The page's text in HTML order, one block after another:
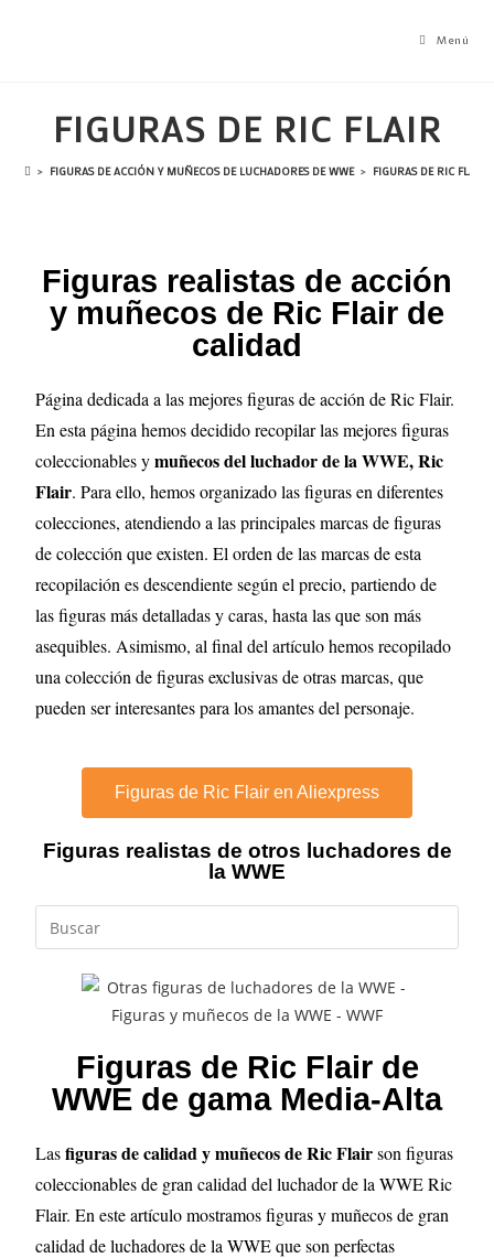
Menú
FIGURAS DE RIC FLAIR
> FIGURAS DE ACCIÓN Y MUÑECOS DE LUCHADORES DE WWE > FIGURAS DE RIC FLAIR
Figuras realistas de acción
y muñecos de Ric Flair de
calidad
Página dedicada a las mejores figuras de acción de Ric Flair.
En esta página hemos decidido recopilar las mejores figuras
coleccionables ymuñecos del luchador de la WWE, Ric
Flair. Para ello, hemos organizado las figuras en diferentes
colecciones, atendiendo a las principales marcas de figuras
de colección que existen. El orden de las marcas de esta
recopilación es descendiente según el precio, partiendo de
las figuras más detalladas y caras, hasta las que son más
asequibles. Asimismo, al final del artículo hemos recopilado
una colección de figuras exclusivas de otras marcas, que
pueden ser interesantes para los amantes del personaje.
Figuras de Ric Flair en Aliexpress
Figuras realistas de otros luchadores de
la WWE
Figuras de Ric Flair de
WWE de gama Media-Alta
Lasfiguras de calidad y muñecos de Ric Flairson figuras
coleccionables de gran calidad del luchador de la WWE Ric
Flair. En este artículo mostramos figuras y muñecos de gran
calidad de luchadores de la WWE que son perfectas